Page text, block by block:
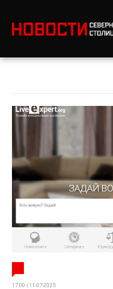
17:00 | 11-07-2025